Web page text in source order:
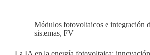
Módulos fotovoltaicos e integración
sistemas, FV
La IA en la energía fotovoltaica: